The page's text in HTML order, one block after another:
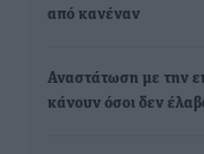
από κανέναν
Αναστάτωση με την
κάνουν όσοι δεν